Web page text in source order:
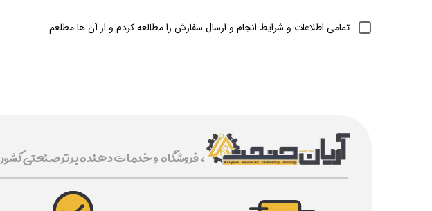
تمامی اطلاعات و شرایط انجام و ارسال سفارش را مطالعه کردم و از آن ها مطلعم.
، فروشگاه و خدمات دهنده برتر صنعتی کشور